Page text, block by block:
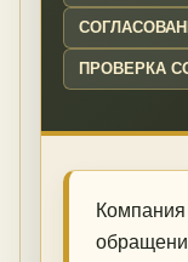
ПРОВЕРКА